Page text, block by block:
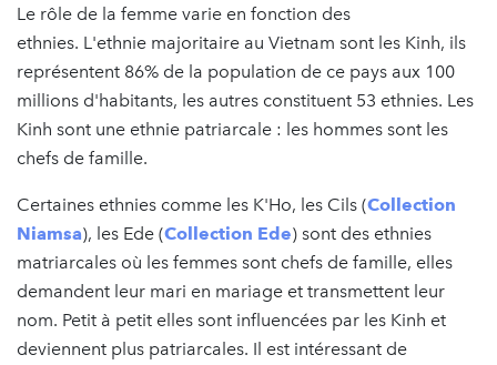
Le rôle de la femme varie en fonction des
ethnies. L'ethnie majoritaire au Vietnam sont les Kinh, ils
représentent 86% de la population de ce pays aux 100
millions d'habitants, les autres constituent 53 ethnies. Les
Kinh sont une ethnie patriarcale : les hommes sont les
chefs de famille.
Certaines ethnies comme les K'Ho, les Cils (Collection
Niamsa), les Ede (Collection Ede) sont des ethnies
matriarcales où les femmes sont chefs de famille, elles
demandent leur mari en mariage et transmettent leur
nom. Petit à petit elles sont influencées par les Kinh et
deviennent plus patriarcales. Il est intéressant de